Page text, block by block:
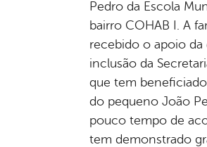
Pedro da Escola
bairro COHAB I. A
recebido o apoio da
inclusão da
que tem
do pequeno João
pouco tempo de
tem demonstrado